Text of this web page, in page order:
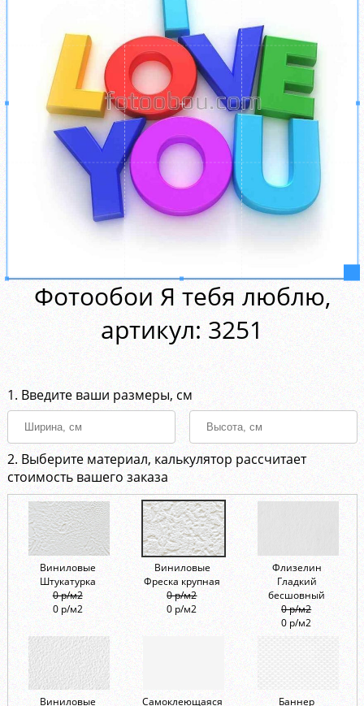
Фотообои Я тебя люблю,
aртикул: 3251
1. Введите ваши размеры, см
2. Выберите материал, калькулятор рассчитает
стоимость вашего заказа
Виниловые
Штукатурка
0 р/м2
0 р/м2
Виниловые
Фреска крупная
0 р/м2
0 р/м2
Флизелин
Гладкий
бесшовный
0 р/м2
0 р/м2
Виниловые
Самоклеющаяся
Баннер